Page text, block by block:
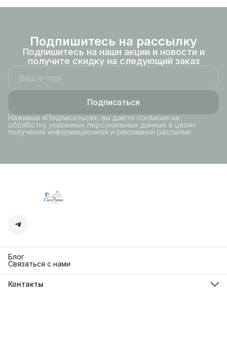
рамка хром.
рамка хром.
Подпишитесь на рассылку
Подпишитесь на наши акции и новости и
получите скидку на следующий заказ
Подписаться
Нажимая «Подписаться», вы даете согласие на
обработку указанных персональных данных в целях
получения информационной и рекламной рассылки
Блог
Связаться с нами
Контакты